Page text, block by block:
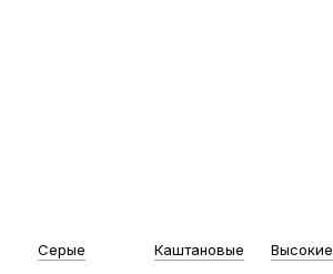
Серые Каштановые Высокие